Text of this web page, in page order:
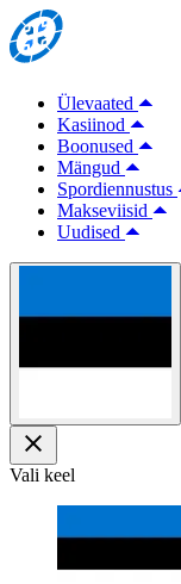
Ülevaated
Kasiinod
Boonused
Mängud
Spordiennustus
Makseviisid
Uudised
Vali keel